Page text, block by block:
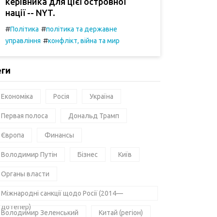
нації -- NYT.
#Політика #політика та державне
управління #конфлікт, війна та мир
Економіка Росія Україна
Первая полоса Дональд Трамп
Європа Финансы
Володимир Путін Бізнес Київ
Органы власти
Міжнародні санкції щодо Росії (2014—
дотепер)
Володимир Зеленський Китай (регіон)